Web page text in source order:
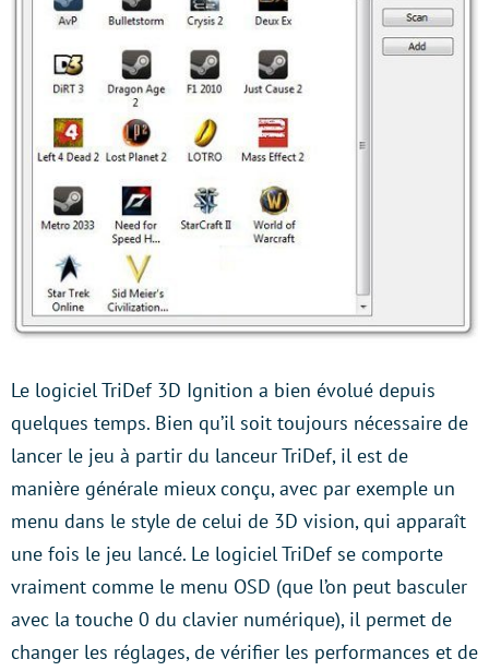
Le logiciel TriDef 3D Ignition a bien évolué depuis
quelques temps. Bien qu’il soit toujours nécessaire de
lancer le jeu à partir du lanceur TriDef, il est de
manière générale mieux conçu, avec par exemple un
menu dans le style de celui de 3D vision, qui apparaît
une fois le jeu lancé. Le logiciel TriDef se comporte
vraiment comme le menu OSD (que l’on peut basculer
avec la touche 0 du clavier numérique), il permet de
changer les réglages, de vérifier les performances et de